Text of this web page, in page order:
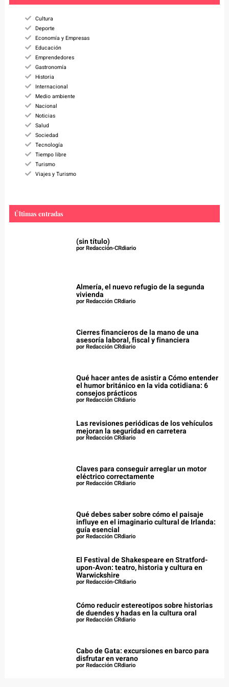
Cultura
Deporte
Economía y Empresas
Educación
Emprendedores
Gastronomía
Historia
Internacional
Medio ambiente
Nacional
Noticias
Salud
Sociedad
Tecnología
Tiempo libre
Turismo
Viajes y Turismo
Últimas entradas
(sin título)
por Redacción-CRdiario
Almería, el nuevo refugio de la segunda
vivienda
por Redacción CRdiario
Cierres financieros de la mano de una
asesoría laboral, fiscal y financiera
por Redacción CRdiario
Qué hacer antes de asistir a Cómo entender
el humor británico en la vida cotidiana: 6
consejos prácticos
por Redacción CRdiario
Las revisiones periódicas de los vehículos
mejoran la seguridad en carretera
por Redacción CRdiario
Claves para conseguir arreglar un motor
eléctrico correctamente
por Redacción CRdiario
Qué debes saber sobre cómo el paisaje
influye en el imaginario cultural de Irlanda:
guía esencial
por Redacción CRdiario
El Festival de Shakespeare en Stratford-
upon-Avon: teatro, historia y cultura en
Warwickshire
por Redacción-CRdiario
Cómo reducir estereotipos sobre historias
de duendes y hadas en la cultura oral
por Redacción CRdiario
Cabo de Gata: excursiones en barco para
disfrutar en verano
por Redacción CRdiario